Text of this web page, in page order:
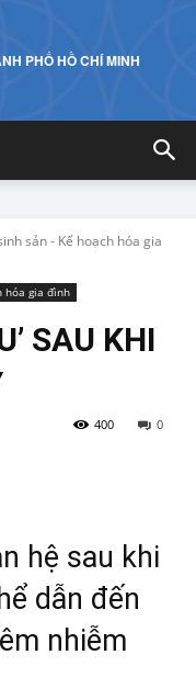
PHỐ HỒ CHÍ MINH
sản - Kế hoạch hóa gia
hóa gia đình
SAU KHI
0
400
hệ sau khi
dẫn đến
nhiễm